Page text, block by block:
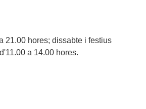
21.00 hores; dissabte i festius
a 14.00 hores.